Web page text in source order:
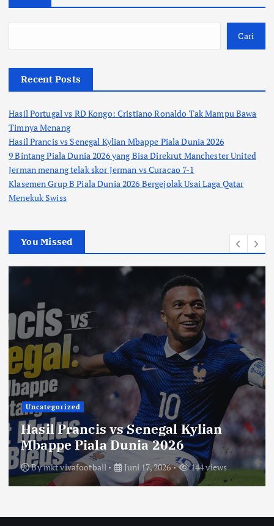
Cari
Recent Posts
Hasil Portugal vs RD Kongo: Cristiano Ronaldo Tak Mampu Bawa
Timnya Menang
Hasil Prancis vs Senegal Kylian Mbappe Piala Dunia 2026
9 Bintang Piala Dunia 2026 yang Bisa Direkrut Manchester United
Jerman menang telak skor Jerman vs Curacao 7-1
Klasemen Grup B Piala Dunia 2026 Bergejolak Usai Laga Qatar
Menekuk Swiss
You Missed
Uncategorized
Hasil Prancis vs Senegal Kylian
Mbappe Piala Dunia 2026
Bymkt vivafootball Juni 17, 2026 144 views